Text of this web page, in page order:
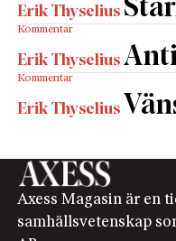
Erik Thyselius
Kommentar
Erik Thyselius
Kommentar
Erik Thyselius
Axess Magasin är en
samhällsvetenskap